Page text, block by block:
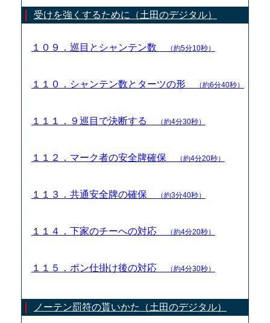
受けを強くするために（土田のデジタル）
１０９．巡目とシャンテン数 （約5分10秒）
１１０．シャンテン数とターツの形 （約6分40秒）
１１１．９巡目で決断する （約4分30秒）
１１２．マーク者の安全牌確保 （約4分20秒）
１１３．共通安全牌の確保 （約3分40秒）
１１４．下家のチーへの対応 （約4分20秒）
１１５．ポン仕掛け後の対応 （約4分30秒）
ノーテン罰符の貰いかた（土田のデジタル）